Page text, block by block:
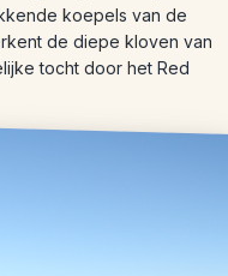
koepels van de
de diepe kloven van
tocht door het Red